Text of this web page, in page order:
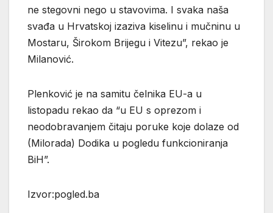
ne stegovni nego u stavovima. I svaka naša
svađa u Hrvatskoj izaziva kiselinu i mučninu u
Mostaru, Širokom Brijegu i Vitezu”, rekao je
Milanović.
Plenković je na samitu čelnika EU-a u
listopadu rekao da “u EU s oprezom i
neodobravanjem čitaju poruke koje dolaze od
(Milorada) Dodika u pogledu funkcioniranja
BiH”.
Izvor:pogled.ba